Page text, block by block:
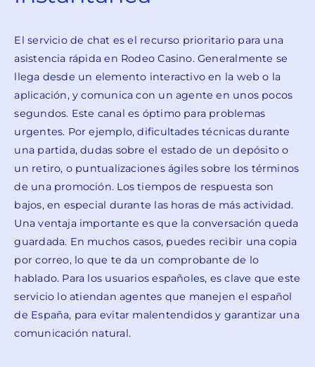
El servicio de chat es el recurso prioritario para una
asistencia rápida en Rodeo Casino. Generalmente se
llega desde un elemento interactivo en la web o la
aplicación, y comunica con un agente en unos pocos
segundos. Este canal es óptimo para problemas
urgentes. Por ejemplo, dificultades técnicas durante
una partida, dudas sobre el estado de un depósito o
un retiro, o puntualizaciones ágiles sobre los términos
de una promoción. Los tiempos de respuesta son
bajos, en especial durante las horas de más actividad.
Una ventaja importante es que la conversación queda
guardada. En muchos casos, puedes recibir una copia
por correo, lo que te da un comprobante de lo
hablado. Para los usuarios españoles, es clave que este
servicio lo atiendan agentes que manejen el español
de España, para evitar malentendidos y garantizar una
comunicación natural.